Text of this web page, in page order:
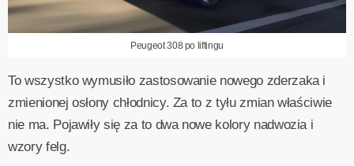
Peugeot 308 po liftingu
To wszystko wymusiło zastosowanie nowego zderzaka i
zmienionej osłony chłodnicy. Za to z tyłu zmian właściwie
nie ma. Pojawiły się za to dwa nowe kolory nadwozia i
wzory felg.